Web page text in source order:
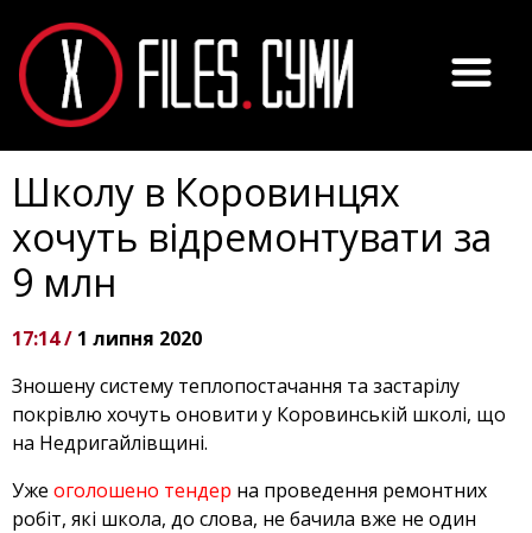
Школу в Коровинцях
хочуть відремонтувати за
9 млн
17:14 / 1 липня 2020
Зношену систему теплопостачання та застарілу
покрівлю хочуть оновити у Коровинській школі, що
на Недригайлівщині.
Уже оголошено тендер на проведення ремонтних
робіт, які школа, до слова, не бачила вже не один